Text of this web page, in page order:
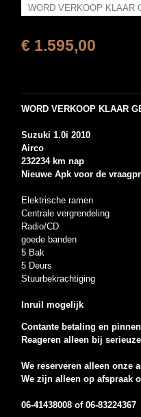
WORD VERKOOP KLAAR
€ 1.595,00
WORD VERKOOP KLAAR
Suzuki 1.0i 2010
Airco
232234 km nap
Nieuwe Apk voor de
Elektrische ramen
Centrale vergrendeling
Radio/CD
goede banden
5 Bak
5 Deurs
Stuurbekrachtiging
Inruil mogelijk
Contante betaling en
Reageren alleen bij
We reserveren alleen onze
We zijn alleen op afspraak
06-41438008 of 06-83224367